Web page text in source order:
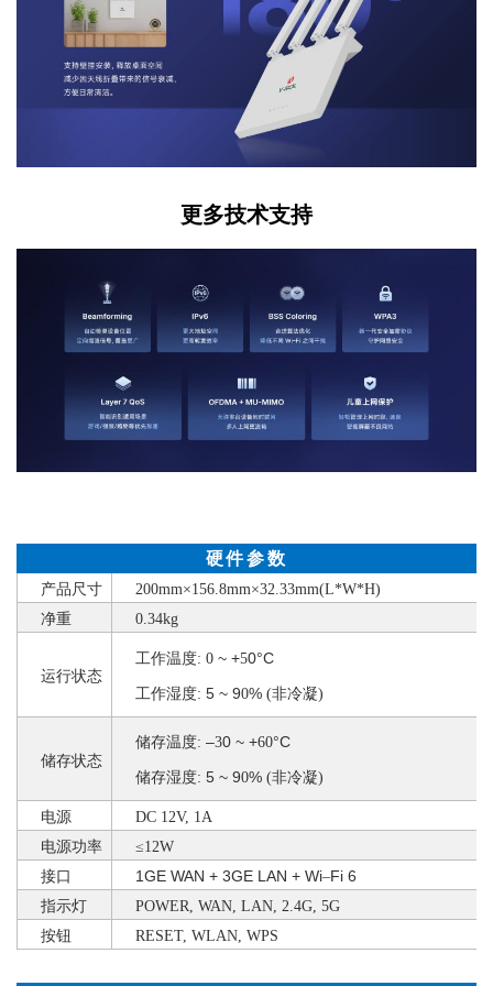
更多技术支持
硬件参数
产品尺寸 200mm×156.8mm×32.33mm(L*W*H)
净重
0.34kg
运行状态
工作温度:0 ~ +50°C
工作湿度:5 ~ 90% (非冷凝)
储存状态
储存温度:–30 ~ +60°C
储存湿度:5 ~ 90% (非冷凝)
电源
DC 12V, 1A
电源功率
≤12W
接口
1GE WAN + 3GE LAN + Wi–Fi 6
指示灯 POWER, WAN, LAN, 2.4G, 5G
按钮
RESET, WLAN, WPS